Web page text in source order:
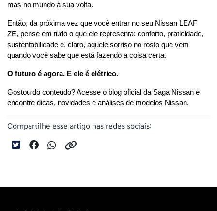
mas no mundo à sua volta.
Então, da próxima vez que você entrar no seu Nissan LEAF
ZE, pense em tudo o que ele representa: conforto, praticidade,
sustentabilidade e, claro, aquele sorriso no rosto que vem
quando você sabe que está fazendo a coisa certa.
O futuro é agora. E ele é elétrico.
Gostou do conteúdo? Acesse o blog oficial da Saga Nissan e
encontre dicas, novidades e análises de modelos Nissan.
Compartilhe esse artigo nas redes sociais: